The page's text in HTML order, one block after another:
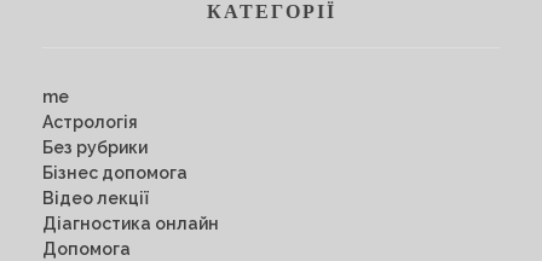
КАТЕГОРІЇ
me
Астрологія
Без рубрики
Бізнес допомога
Відео лекції
Діагностика онлайн
Допомога